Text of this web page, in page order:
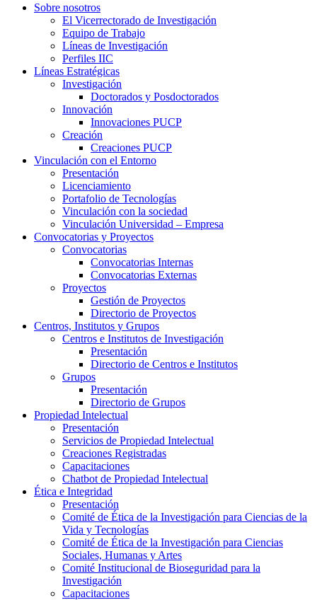
Sobre nosotros
El Vicerrectorado de Investigación
Equipo de Trabajo
Líneas de Investigación
Perfiles IIC
Líneas Estratégicas
Investigación
Doctorados y Posdoctorados
Innovación
Innovaciones PUCP
Creación
Creaciones PUCP
Vinculación con el Entorno
Presentación
Licenciamiento
Portafolio de Tecnologías
Vinculación con la sociedad
Vinculación Universidad – Empresa
Convocatorias y Proyectos
Convocatorias
Convocatorias Internas
Convocatorias Externas
Proyectos
Gestión de Proyectos
Directorio de Proyectos
Centros, Institutos y Grupos
Centros e Institutos de Investigación
Presentación
Directorio de Centros e Institutos
Grupos
Presentación
Directorio de Grupos
Propiedad Intelectual
Presentación
Servicios de Propiedad Intelectual
Creaciones Registradas
Capacitaciones
Chatbot de Propiedad Intelectual
Ética e Integridad
Presentación
Comité de Ética de la Investigación para Ciencias de la
Vida y Tecnologías
Comité de Ética de la Investigación para Ciencias
Sociales, Humanas y Artes
Comité Institucional de Bioseguridad para la
Investigación
Capacitaciones